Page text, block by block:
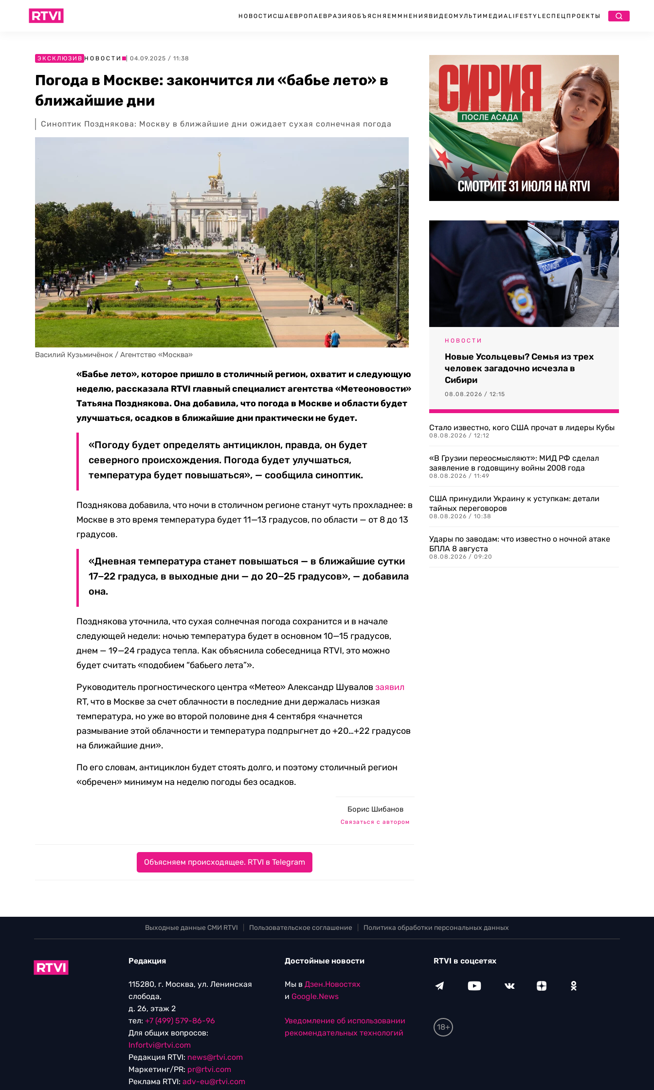
НОВОСТИ США ЕВРОПА ЕВРАЗИЯ ОБЪЯСНЯЕМ МНЕНИЯ ВИДЕО МУЛЬТИМЕДИА LIFESTYLEСПЕЦПРОЕКТЫ
ЭКСКЛЮЗИВ НОВОСТИ | 04.09.2025 / 11:38
Погода в Москве: закончится ли «бабье лето» в
ближайшие дни
Синоптик Позднякова: Москву в ближайшие дни ожидает сухая солнечная погода
Василий Кузьмичёнок / Агентство «Москва»
«Бабье лето», которое пришло в столичный регион, охватит и следующую
неделю, рассказала RTVI главный специалист агентства «Метеоновости»
Татьяна Позднякова. Она добавила, что погода в Москве и области будет
улучшаться, осадков в ближайшие дни практически не будет.
«Погоду будет определять антициклон, правда, он будет
северного происхождения. Погода будет улучшаться,
температура будет повышаться», — сообщила синоптик.
Позднякова добавила, что ночи в столичном регионе станут чуть прохладнее: в
Москве в это время температура будет 11—13 градусов, по области — от 8 до 13
градусов.
«Дневная температура станет повышаться — в ближайшие сутки
17−22 градуса, в выходные дни — до 20−25 градусов», — добавила
она.
Позднякова уточнила, что сухая солнечная погода сохранится и в начале
следующей недели: ночью температура будет в основном 10—15 градусов,
днем — 19—24 градуса тепла. Как объяснила собеседница RTVI, это можно
будет считать «подобием “бабьего лета”».
Руководитель прогностического центра «Метео» Александр Шуваловзаявил
RT, что в Москве за счет облачности в последние дни держалась низкая
температура, но уже во второй половине дня 4 сентября «начнется
размывание этой облачности и температура подпрыгнет до +20…+22 градусов
на ближайшие дни».
По его словам, антициклон будет стоять долго, и поэтому столичный регион
«обречен» минимум на неделю погоды без осадков.
Борис Шибанов
Связаться с автором
Объясняем происходящее. RTVI в Telegram
НОВОСТИ
Новые Усольцевы? Семья из трех
человек загадочно исчезла в
Сибири
08.08.2026 / 12:15
Стало известно, кого США прочат в лидеры Кубы
08.08.2026 / 12:12
«В Грузии переосмысляют»: МИД РФ сделал
заявление в годовщину войны 2008 года
08.08.2026 / 11:49
США принудили Украину к уступкам: детали
тайных переговоров
08.08.2026 / 10:38
Удары по заводам: что известно о ночной атаке
БПЛА 8 августа
08.08.2026 / 09:20
Выходные данные СМИ RTVI Пользовательское соглашение Политика обработки персональных данных
Редакция
115280, г. Москва, ул. Ленинская
слобода,
д. 26, этаж 2
тел: +7 (499) 579-86-96
Для общих вопросов:
Infortvi@rtvi.com
Редакция RTVI: news@rtvi.com
Маркетинг/PR: pr@rtvi.com
Реклама RTVI: adv-eu@rtvi.com
Достойные новости
Мы в Дзен.Новостях
и Google.News
Уведомление об использовании
рекомендательных технологий
RTVI в соцсетях
18+